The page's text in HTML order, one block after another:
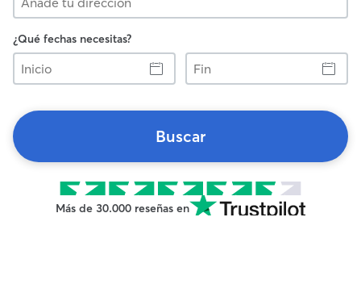
¿Qué fechas necesitas?
Inicio
Fin
Buscar
Más de 30.000 reseñas en